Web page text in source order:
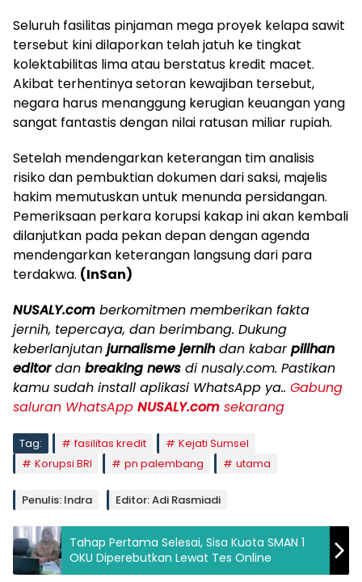
Seluruh fasilitas pinjaman mega proyek kelapa sawit
tersebut kini dilaporkan telah jatuh ke tingkat
kolektabilitas lima atau berstatus kredit macet.
Akibat terhentinya setoran kewajiban tersebut,
negara harus menanggung kerugian keuangan yang
sangat fantastis dengan nilai ratusan miliar rupiah.
Setelah mendengarkan keterangan tim analisis
risiko dan pembuktian dokumen dari saksi, majelis
hakim memutuskan untuk menunda persidangan.
Pemeriksaan perkara korupsi kakap ini akan kembali
dilanjutkan pada pekan depan dengan agenda
mendengarkan keterangan langsung dari para
terdakwa. (InSan)
NUSALY.com berkomitmen memberikan fakta
jernih, tepercaya, dan berimbang. Dukung
keberlanjutan jurnalisme jernih dan kabarpilihan
editordan breaking news di nusaly.com. Pastikan
kamu sudah install aplikasi WhatsApp ya.. Gabung
saluran WhatsApp NUSALY.com sekarang
Tag: fasilitas kredit
Kejati Sumsel
Korupsi BRI
pn palembang utama
Penulis: Indra Editor: Adi Rasmiadi
Tahap Pertama Selesai, Sisa Kuota SMAN 1
OKU Diperebutkan Lewat Tes Online